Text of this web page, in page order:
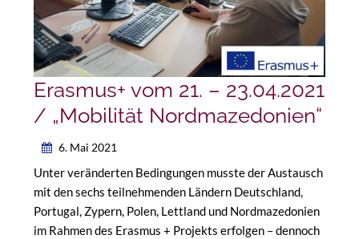
Erasmus+ vom 21. – 23.04.2021
/ „Mobilität Nordmazedonien“
6. Mai 2021
Unter veränderten Bedingungen musste der Austausch
mit den sechs teilnehmenden Ländern Deutschland,
Portugal, Zypern, Polen, Lettland und Nordmazedonien
im Rahmen des Erasmus + Projekts erfolgen – dennoch